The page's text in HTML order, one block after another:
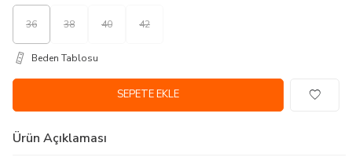
36 38 40 42
Beden Tablosu
SEPETE EKLE
Ürün Açıklaması